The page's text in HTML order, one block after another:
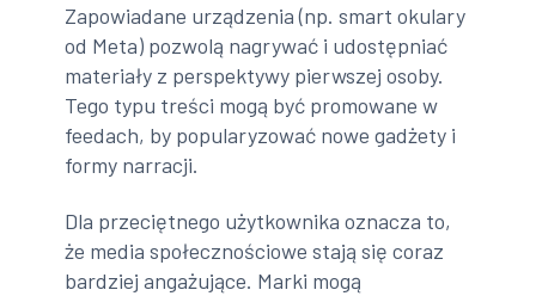
Zapowiadane urządzenia (np. smart okulary
od Meta) pozwolą nagrywać i udostępniać
materiały z perspektywy pierwszej osoby.
Tego typu treści mogą być promowane w
feedach, by popularyzować nowe gadżety i
formy narracji.
Dla przeciętnego użytkownika oznacza to,
że media społecznościowe stają się coraz
bardziej angażujące. Marki mogą